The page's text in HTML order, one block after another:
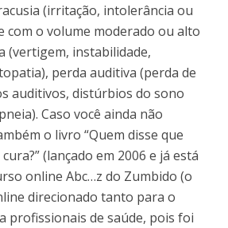
(irritação, intolerância ou
com o volume moderado ou alto
(vertigem, instabilidade,
perda auditiva (perda de
auditivos, distúrbios do sono
Caso você ainda não
o livro “Quem disse que
(lançado em 2006 e já está
online Abc…z do Zumbido (o
direcionado tanto para o
profissionais de saúde, pois foi